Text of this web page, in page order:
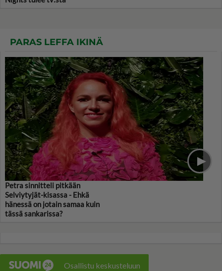
PARAS LEFFA IKINÄ
Petra sinnitteli pitkään
Selviytyjät-kisassa - Ehkä
hänessä on jotain samaa kuin
tässä sankarissa?